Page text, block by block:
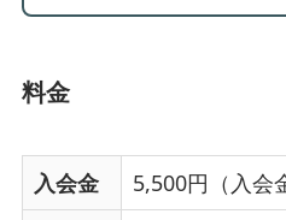
料金
入会金 5,500円（入会